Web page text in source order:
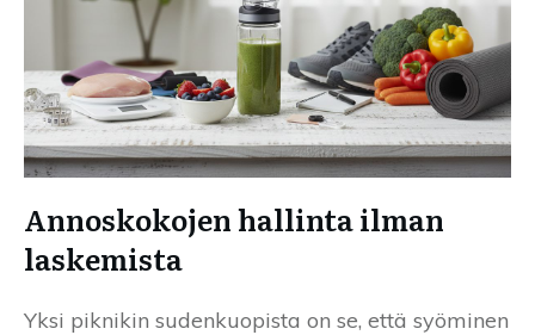
Annoskokojen hallinta ilman
laskemista
Yksi piknikin sudenkuopista on se, että syöminen